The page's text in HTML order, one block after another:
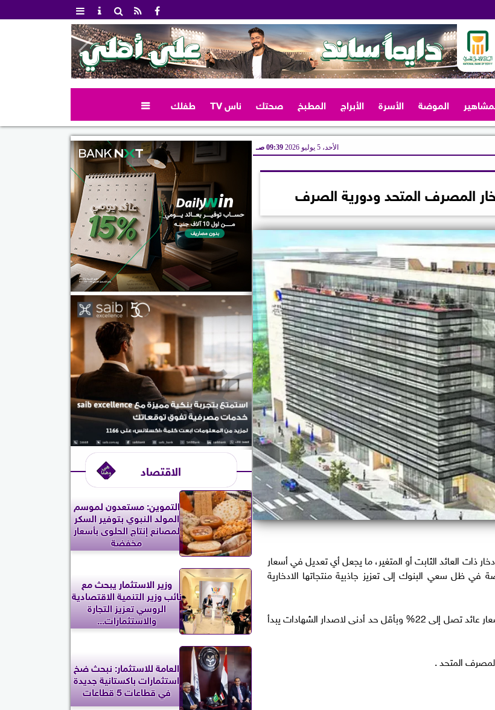
الموضة الأسرة الأبراج المطبخ صحتك ناس TV طفلك 
الأحد، 5 يوليو 2026 09:39 صـ
المصرف المتحد ودورية الصرف
ذات العائد الثابت أو المتغير، ما يجعل أي تعديل في أسعار
ظل سعي البنوك إلى تعزيز جاذبية منتجاتها الادخارية
ويقدم المصرف المتحد باقة متنوعة من الشهادات الادخارية بأسعار عائد تصل إلى 22% وبأقل حد أدنى لاصدار الشهادات يبدأ
المتحد .
الاقتصاد
التموين: مستعدون لموسم
المولد النبوي بتوفير السكر
لمصانع إنتاج الحلوى بأسعار
مخفضة
وزير الاستثمار يبحث مع
نائب وزير التنمية الاقتصادية
الروسي تعزيز التجارة
والاستثمارات...
العامة للاستثمار: نبحث ضخ
استثمارات باكستانية جديدة
في قطاعات 5 قطاعات